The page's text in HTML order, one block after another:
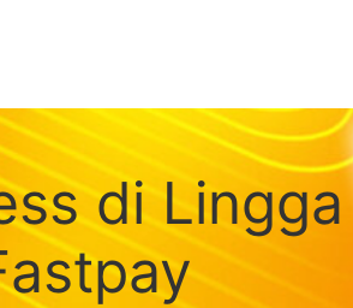
di